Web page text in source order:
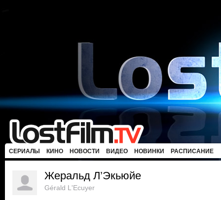
СЕРИАЛЫ КИНО НОВОСТИ ВИДЕО НОВИНКИ РАСПИСАНИЕ
Жеральд Л’Экьюйе
Gérald L'Ecuyer